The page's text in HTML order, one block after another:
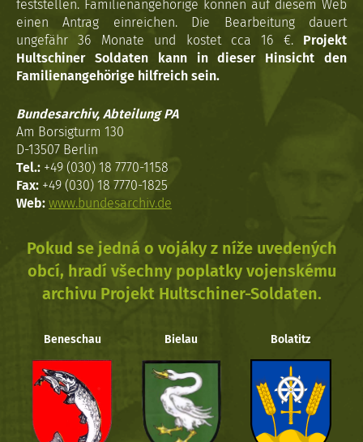
feststellen. Familienangehörige können auf diesem Web
einen Antrag einreichen. Die Bearbeitung dauert
ungefähr 36 Monate und kostet cca 16 €. Projekt
Hultschiner Soldaten kann in dieser Hinsicht den
Familienangehörige hilfreich sein.
Bundesarchiv, Abteilung PA
Am Borsigturm 130
D-13507 Berlin
Tel.: +49 (030) 18 7770-1158
Fax: +49 (030) 18 7770-1825
Web: www.bundesarchiv.de
Pokud se jedná o vojáky z níže uvedených
obcí, hradí všechny poplatky vojenskému
archivu Projekt Hultschiner-Soldaten.
Beneschau Bielau Bolatitz